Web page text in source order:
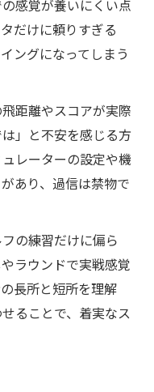
感覚が養いにくい点
だけに頼りすぎる
ングになってしまう
距離やスコアが実際
」と不安を感じる方
レーターの設定や機
あり、過信は禁物で
の練習だけに偏ら
ラウンドで実戦感覚
長所と短所を理解
ることで、着実なス